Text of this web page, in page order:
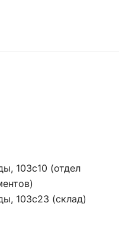
103с10 (отдел
103с23 (склад)